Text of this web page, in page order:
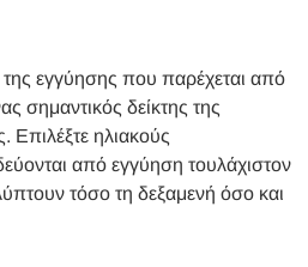
της εγγύησης που παρέχεται από
σημαντικός δείκτης της
Επιλέξτε ηλιακούς
από εγγύηση τουλάχιστον
τόσο τη δεξαμενή όσο και